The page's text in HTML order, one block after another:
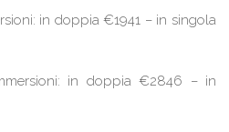
in doppia €1941 – in singola
in doppia €2846 – in